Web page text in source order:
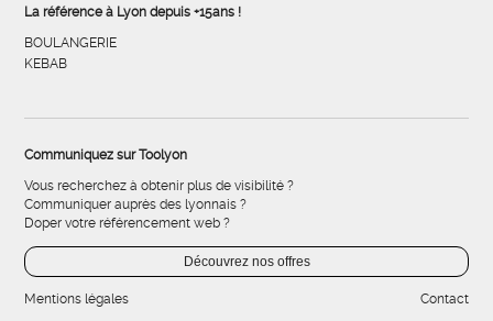
La référence à Lyon depuis +15ans !
BOULANGERIE
KEBAB
Communiquez sur Toolyon
Vous recherchez à obtenir plus de visibilité ?
Communiquer auprès des lyonnais ?
Doper votre référencement web ?
Découvrez nos offres
Mentions légales Contact